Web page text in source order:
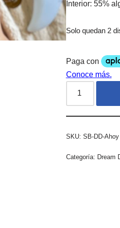
Interior: 55%
Solo quedan 2
SKU: SB-DD-Ahoy
Categoría: Dream